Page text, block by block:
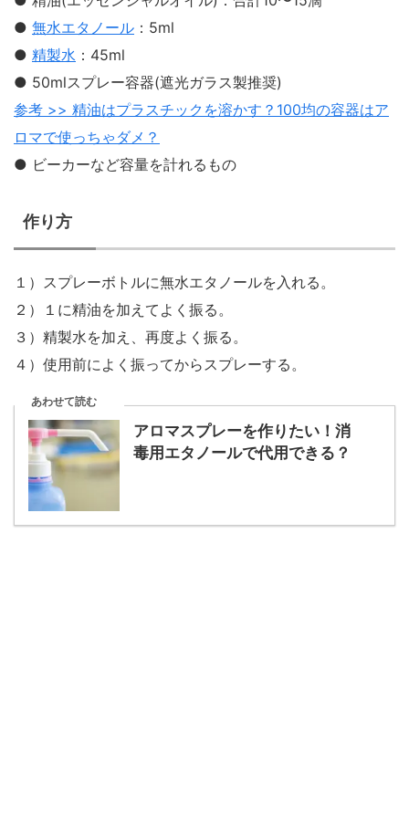
● 無水エタノール ：5ml
● 精製水 ：45ml
● 50mlスプレー容器(遮光ガラス製推奨)
参考 >> 精油はプラスチックを溶かす？100均の容器はア
ロマで使っちゃダメ？
● ビーカーなど容量を計れるもの
作り方
１）スプレーボトルに無水エタノールを入れる。
２）１に精油を加えてよく振る。
３）精製水を加え、再度よく振る。
４）使用前によく振ってからスプレーする。
あわせて読む
アロマスプレーを作りたい！消
毒用エタノールで代用できる？